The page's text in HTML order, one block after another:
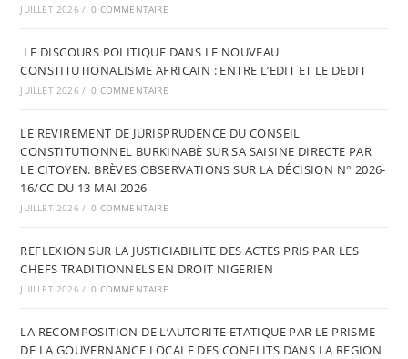
JUILLET 2026 / 0 COMMENTAIRE
LE DISCOURS POLITIQUE DANS LE NOUVEAU
CONSTITUTIONALISME AFRICAIN : ENTRE L’EDIT ET LE DEDIT
JUILLET 2026 / 0 COMMENTAIRE
LE REVIREMENT DE JURISPRUDENCE DU CONSEIL
CONSTITUTIONNEL BURKINABÈ SUR SA SAISINE DIRECTE PAR
LE CITOYEN. BRÈVES OBSERVATIONS SUR LA DÉCISION N° 2026-
16/CC DU 13 MAI 2026
JUILLET 2026 / 0 COMMENTAIRE
REFLEXION SUR LA JUSTICIABILITE DES ACTES PRIS PAR LES
CHEFS TRADITIONNELS EN DROIT NIGERIEN
JUILLET 2026 / 0 COMMENTAIRE
LA RECOMPOSITION DE L’AUTORITE ETATIQUE PAR LE PRISME
DE LA GOUVERNANCE LOCALE DES CONFLITS DANS LA REGION